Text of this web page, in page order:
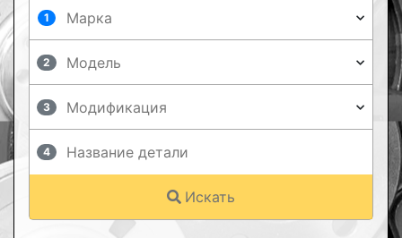
1
2
3
4
Искать